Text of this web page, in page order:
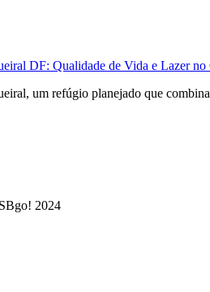
DF: Qualidade de Vida e Lazer
um refúgio planejado que
2024